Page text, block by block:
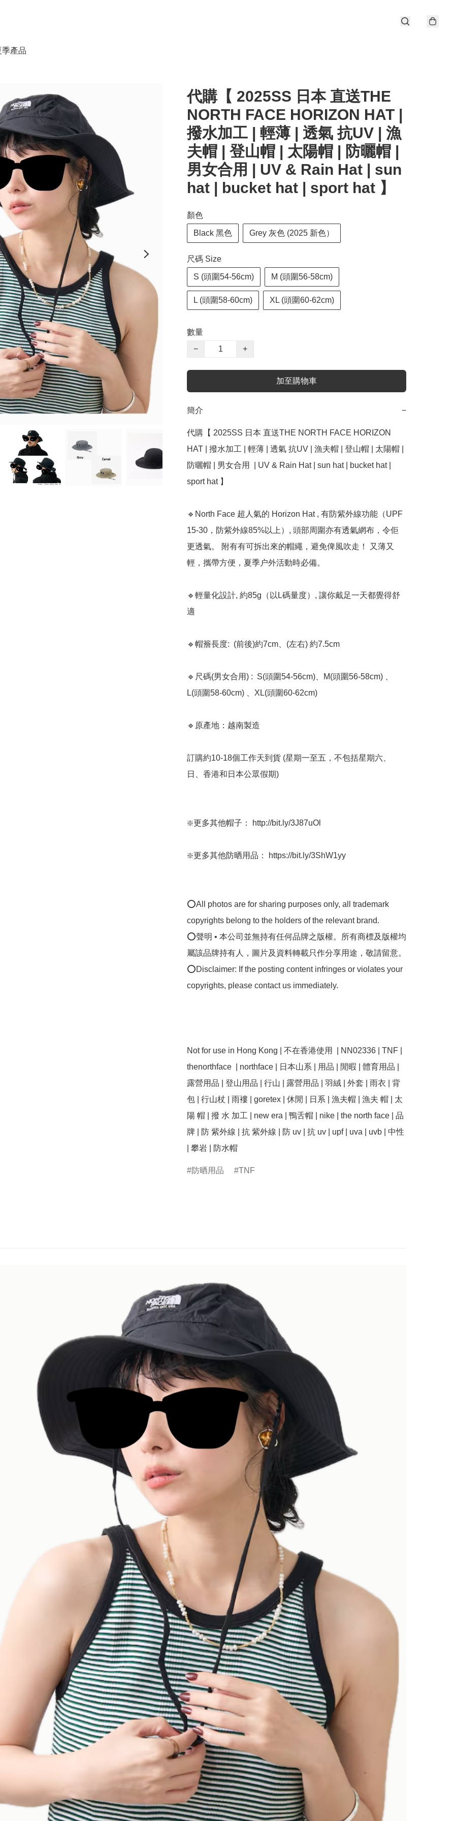
產品
代購【 2025SS 日本 直送THE
NORTH FACE HORIZON HAT |
撥水加工 | 輕薄 | 透氣 抗UV | 漁
夫帽 | 登山帽 | 太陽帽 | 防曬帽 |
男女合用 | UV & Rain Hat | sun
hat | bucket hat | sport hat 】
顏色
Black 黑色 Grey 灰色 (2025 新色）
尺碼 Size
S (頭圍54-56cm) M (頭圍56-58cm)
L (頭圍58-60cm) XL (頭圍60-62cm)
數量
−
+
加至購物車
簡介 −
代購【 2025SS 日本 直送THE NORTH FACE HORIZON
HAT | 撥水加工 | 輕薄 | 透氣 抗UV | 漁夫帽 | 登山帽 | 太陽帽 |
防曬帽 | 男女合用  | UV & Rain Hat | sun hat | bucket hat |
sport hat 】
🔹North Face 超人氣的 Horizo​​n Hat , 有防紫外線功能（UPF
15-30，防紫外線85%以上）, 頭部周圍亦有透氣網布，令佢
更透氣。 附有有可拆出來的帽繩，避免俾風吹走！ 又薄又
輕，攜帶方便，夏季户外活動時必備。
🔹輕量化設計, 約85g（以L碼量度）, 讓你戴足一天都覺得舒
適
🔹帽簷長度:  (前後)約7cm、(左右) 約7.5cm
🔹尺碼(男女合用) :  S(頭圍54-56cm)、M(頭圍56-58cm) 、
L(頭圍58-60cm) 、XL(頭圍60-62cm)
🔹原產地：越南製造
訂購約10-18個工作天到貨 (星期一至五，不包括星期六、
日、香港和日本公眾假期) ﻿
❇️更多其他帽子： http://bit.ly/3J87uOl
❇️更多其他防晒用品： https://bit.ly/3ShW1yy
⭕All photos are for sharing purposes only, all trademark
copyrights belong to the holders of the relevant brand.
⭕聲明 • 本公司並無持有任何品牌之版權。所有商標及版權均
屬該品牌持有人，圖片及資料轉載只作分享用途，敬請留意。
⭕Disclaimer: If the posting content infringes or violates your
copyrights, please contact us immediately.
Not for use in Hong Kong | 不在香港使用  | NN02336 | TNF |
thenorthface  | northface | 日本山系 | 用品 | 閒暇 | 體育用品 |
露營用品 | 登山用品 | 行山 | 露營用品 | 羽絨 | 外套 | 雨衣 | 背
包 | 行山杖 | 雨褸 | goretex | 休閒 | 日系 | 漁夫帽 | 漁夫 帽 | 太
陽 帽 | 撥 水 加工 | new era | 鴨舌帽 | nike | the north face | 品
牌 | 防 紫外線 | 抗 紫外線 | 防 uv | 抗 uv | upf | uva | uvb | 中性
| 攀岩 | 防水帽
防晒用品 TNF